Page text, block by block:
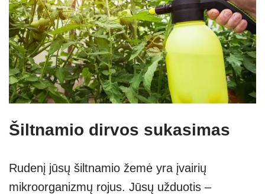
Šiltnamio dirvos sukasimas
Rudenį jūsų šiltnamio žemė yra įvairių
mikroorganizmų rojus. Jūsų užduotis –